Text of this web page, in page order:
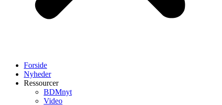
Forside
Nyheder
Ressourcer
BDMnyt
Video